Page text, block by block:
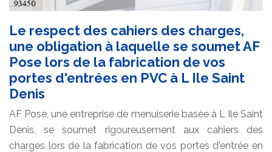
Le respect des cahiers des charges,
une obligation à laquelle se soumet AF
Pose lors de la fabrication de vos
portes d'entrées en PVC à L Ile Saint
Denis
AF Pose, une entreprise de menuiserie basée à L Ile Saint
Denis, se soumet rigoureusement aux cahiers des
charges lors de la fabrication de vos portes d'entrée en